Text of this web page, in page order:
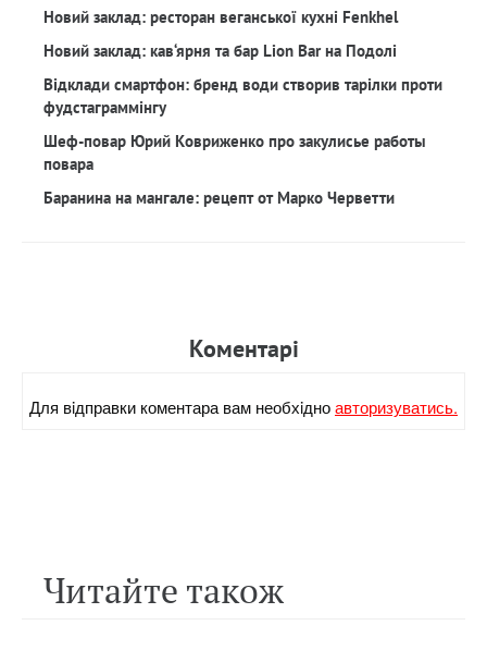
Новий заклад: ресторан веганської кухні Fenkhel
Новий заклад: кав‘ярня та бар Lion Bar на Подолі
Відклади смартфон: бренд води створив тарілки проти
фудстаграммінгу
Шеф-повар Юрий Ковриженко про закулисье работы
повара
Баранина на мангале: рецепт от Марко Черветти
Коментарi
Для вiдправки коментара вам необхiдноавторизуватись.
Читайте також